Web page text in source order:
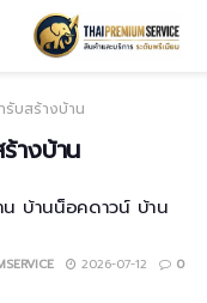
รับสร้างบ้าน
างบ้าน
บ้านน็อคดาวน์ บ้าน
2026-07-12 0